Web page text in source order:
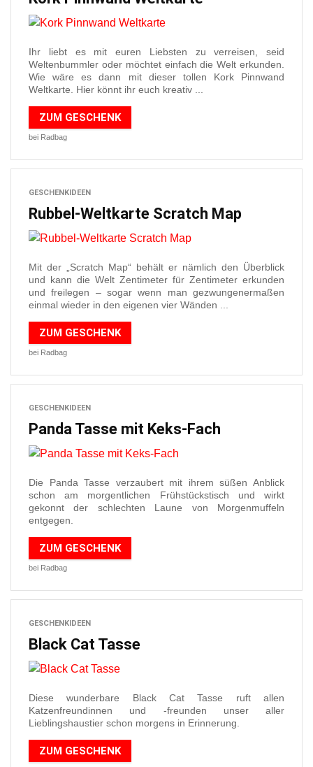
Ihr liebt es mit euren Liebsten zu verreisen, seid
Weltenbummler oder möchtet einfach die Welt erkunden.
Wie wäre es dann mit dieser tollen Kork Pinnwand
Weltkarte. Hier könnt ihr euch kreativ ...
ZUM GESCHENK
bei Radbag
GESCHENKIDEEN
Rubbel-Weltkarte Scratch Map
Mit der „Scratch Map“ behält er nämlich den Überblick
und kann die Welt Zentimeter für Zentimeter erkunden
und freilegen – sogar wenn man gezwungenermaßen
einmal wieder in den eigenen vier Wänden ...
ZUM GESCHENK
bei Radbag
GESCHENKIDEEN
Panda Tasse mit Keks-Fach
Die Panda Tasse verzaubert mit ihrem süßen Anblick
schon am morgentlichen Frühstückstisch und wirkt
gekonnt der schlechten Laune von Morgenmuffeln
entgegen.
ZUM GESCHENK
bei Radbag
GESCHENKIDEEN
Black Cat Tasse
Diese wunderbare Black Cat Tasse ruft allen
Katzenfreundinnen und -freunden unser aller
Lieblingshaustier schon morgens in Erinnerung.
ZUM GESCHENK